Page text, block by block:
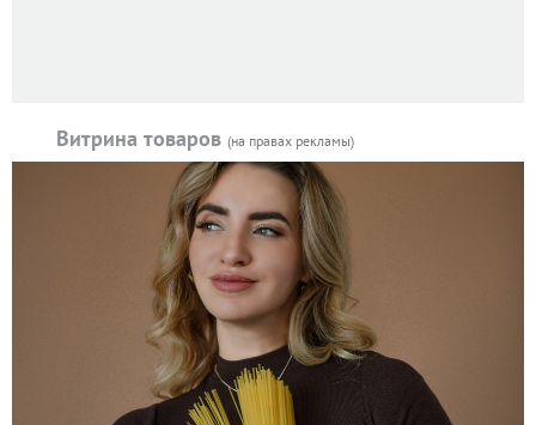
Витрина товаров (на правах рекламы)